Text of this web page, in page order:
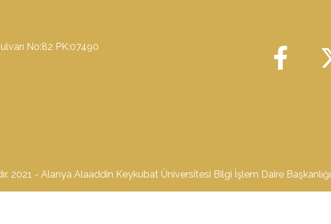
No:82 PK:07490
2021 - Alanya Alaaddin Keykubat Üniversitesi Bilgi İşlem Daire Başkanlığı